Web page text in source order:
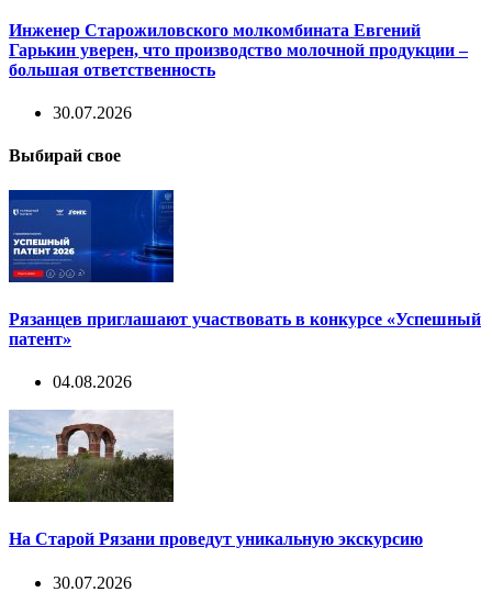
Инженер Старожиловского молкомбината Евгений
Гарькин уверен, что производство молочной продукции –
большая ответственность
30.07.2026
Выбирай свое
Рязанцев приглашают участвовать в конкурсе «Успешный
патент»
04.08.2026
На Старой Рязани проведут уникальную экскурсию
30.07.2026